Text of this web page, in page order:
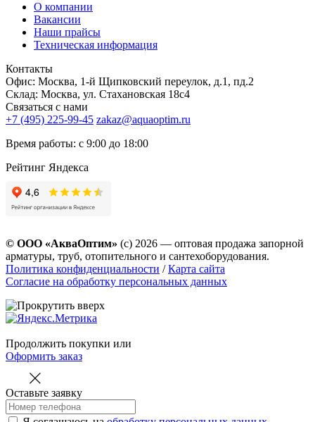
О компании
Вакансии
Наши прайсы
Техническая информация
Контакты
Офис: Москва, 1-й Щипковский переулок, д.1, пд.2
Склад: Москва, ул. Стахановская 18с4
Связаться с нами
+7 (495) 225-99-45 zakaz@aquaoptim.ru
Время работы: с 9:00 до 18:00
Рейтинг Яндекса
© ООО «АкваОптим» (с) 2026 — оптовая продажа запорной
арматуры, труб, отопительного и сантехоборудования.
Политика конфиденциальности /Карта сайта
Согласие на обработку персональных данных
Продолжить покупки или
Оформить заказ
Оставьте заявку